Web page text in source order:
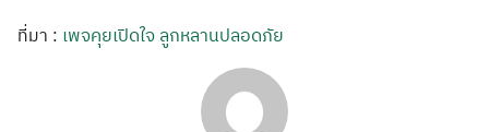
ที่มา : เพจคุยเปิดใจ ลูกหลานปลอดภัย